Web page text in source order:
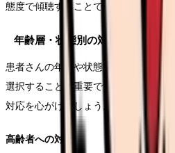
態度で傾聴することで、より深い信頼
年齢層・状態別の対応方法
患者さんの年齢や状態に応じて、適
選択することが重要です。それぞれの
対応を心がけましょう。
高齢者への対応